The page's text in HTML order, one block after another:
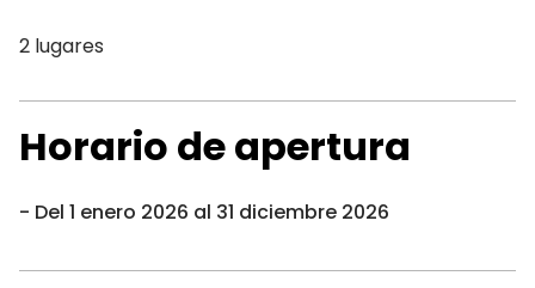
2 lugares
Horario de apertura
Del 1 enero 2026 al 31 diciembre 2026